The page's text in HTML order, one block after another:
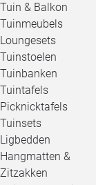
Tuin & Balkon
Tuinmeubels
Loungesets
Tuinstoelen
Tuinbanken
Tuintafels
Picknicktafels
Tuinsets
Ligbedden
Hangmatten &
Zitzakken